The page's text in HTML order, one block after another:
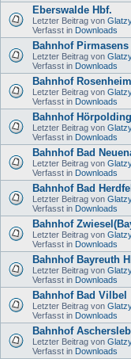
Eberswalde Hbf.
Letzter Beitrag von
Verfasst in Downloads
Bahnhof Pirmasens
Letzter Beitrag von
Verfasst in Downloads
Bahnhof Rosenheim
Letzter Beitrag von
Verfasst in Downloads
Bahnhof Hörpolding
Letzter Beitrag von
Verfasst in Downloads
Bahnhof Bad
Letzter Beitrag von
Verfasst in Downloads
Bahnhof Bad
Letzter Beitrag von
Verfasst in Downloads
Bahnhof
Letzter Beitrag von
Verfasst in Downloads
Bahnhof Bayreuth
Letzter Beitrag von
Verfasst in Downloads
Bahnhof Bad Vilbel
Letzter Beitrag von
Verfasst in Downloads
Bahnhof
Letzter Beitrag von
Verfasst in Downloads